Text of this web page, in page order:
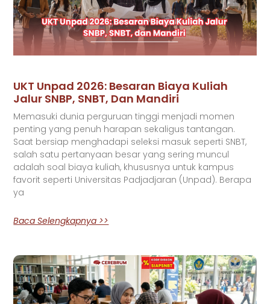
UKT Unpad 2026: Besaran Biaya Kuliah
Jalur SNBP, SNBT, Dan Mandiri
Memasuki dunia perguruan tinggi menjadi momen
penting yang penuh harapan sekaligus tantangan.
Saat bersiap menghadapi seleksi masuk seperti SNBT,
salah satu pertanyaan besar yang sering muncul
adalah soal biaya kuliah, khususnya untuk kampus
favorit seperti Universitas Padjadjaran (Unpad). Berapa
ya
Baca Selengkapnya >>